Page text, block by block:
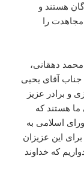
هستند و
مجاهدت را
محمد دهقانی،
جناب آقای یحیی
و برادر عزیز
هستند که
اسلامی به
این عزیزان
که خداوند